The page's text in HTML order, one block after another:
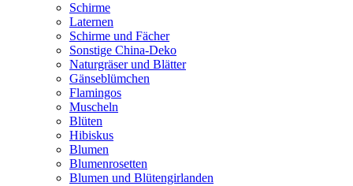
Schirme
Laternen
Schirme und Fächer
Sonstige China-Deko
Naturgräser und Blätter
Gänseblümchen
Flamingos
Muscheln
Blüten
Hibiskus
Blumen
Blumenrosetten
Blumen und Blütengirlanden